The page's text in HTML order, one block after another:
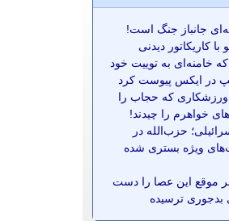
جانباز جنگ است!
با کاریکاتور دیدنی
که خامنه‌ای به توییت خود
در ایکس پیوست کرد
ورزشکاری که حجاب را
خواهرم را چیدند!
حزب‌الله در
ویژه بستری شده
هر موقع این عصا را دست
بدجوری ترسیده